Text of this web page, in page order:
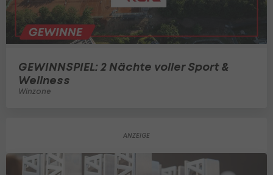
GEWINNSPIEL: 2 Nächte voller Sport &
Wellness
Winzone